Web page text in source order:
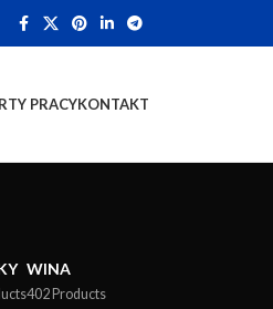
PRACYKONTAKT
WINA
402 Products